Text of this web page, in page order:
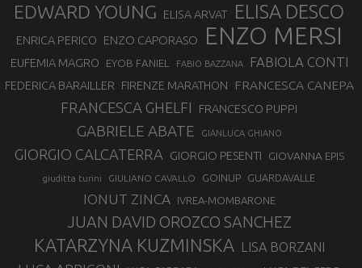
EDWARD YOUNG ELISA ARVAT ELISA DESCO
ENRICA PERICO ENZO CAPORASO ENZO MERSI
EUFEMIA MAGRO EYOB FANIEL FABIO BAZZANA FABIOLA CONTI
FEDERICA BARAILLER FIRENZE MARATHON FRANCESCA CANEPA
FRANCESCA GHELFI FRANCESCO PUPPI
GABRIELE ABATE GIANLUCA GHIANO
GIORGIO CALCATERRA GIORGIO PESENTI GIOVANNA EPIS
giuditta turini GIULIANO CAVALLO GOINUP GUARDAVALLE
IONUT ZINCA IVREA-MOMBARONE
JUAN DAVID OROZCO SANCHEZ
KATARZYNA KUZMINSKA LISA BORZANI